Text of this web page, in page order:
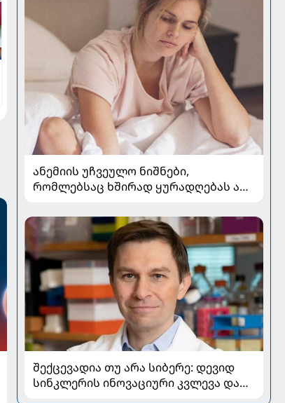
ანემიის უჩვეულო ნიშნები,
რომლებსაც ხშირად ყურადღებას არ
შექცევადია თუ არა სიბერე: დევიდ
სინკლერის ინოვაციური კვლევა და